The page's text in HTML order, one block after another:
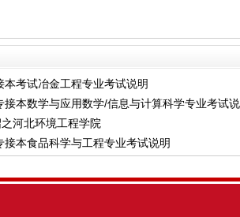
本考试冶金工程专业考试说明
接本数学与应用数学/信息与计算科学专业考试说
河北环境工程学院
接本食品科学与工程专业考试说明